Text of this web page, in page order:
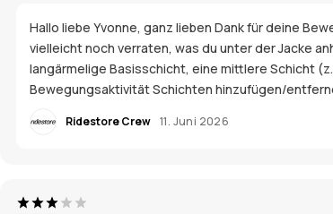
Hallo liebe Yvonne, ganz lieben Dank für deine
vielleicht noch verraten, was du unter der Jacke
langärmelige Basisschicht, eine mittlere Schicht
Bewegungsaktivität Schichten hinzufügen/
Ridestore Crew 11. Juni 2026